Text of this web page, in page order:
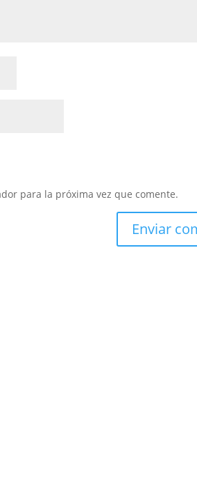
para la próxima vez que comente.